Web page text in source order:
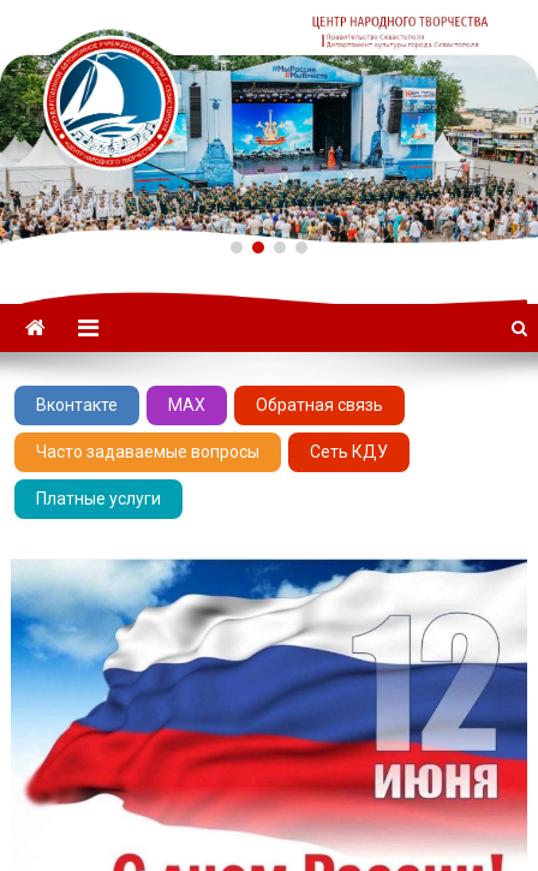
ГАУК «ЦНТ» –
Севастопольский Центр
народного творчества
Вконтакте MAX Обратная связь
Часто задаваемые вопросы Сеть КДУ
Платные услуги